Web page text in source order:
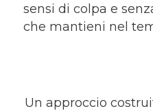
sensi di colpa e
che mantieni nel
Un approccio